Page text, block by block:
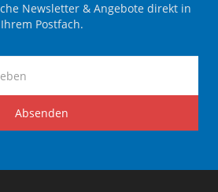
Newsletter & Angebote direkt in
Ihrem Postfach.
Absenden